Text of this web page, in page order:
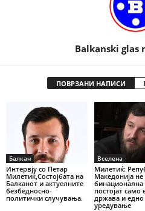
Balkanski glas
ПОВРЗАНИ НАПИСИ
Балкан
Интервју со Петар
Милетиќ,Состојбата на
Балканот и актуелните
безбедносно-
политички случувања.
Вселена
Милетиќ:
Македонија не
бинационална
постојат само
држава и
уредување